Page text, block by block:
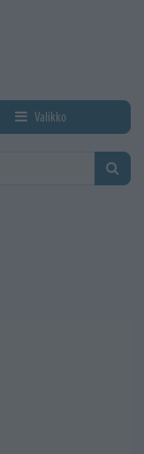
Valikko